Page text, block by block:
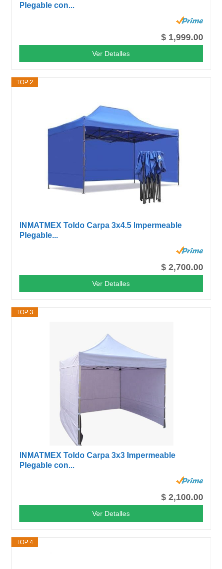
Plegable con...
$ 1,999.00
Ver Detalles
TOP 2
INMATMEX Toldo Carpa 3x4.5 Impermeable
Plegable...
$ 2,700.00
Ver Detalles
TOP 3
INMATMEX Toldo Carpa 3x3 Impermeable
Plegable con...
$ 2,100.00
Ver Detalles
TOP 4